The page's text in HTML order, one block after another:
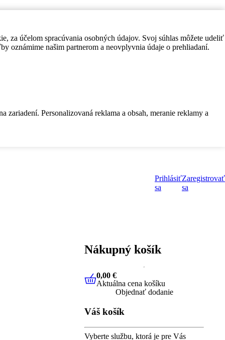
za účelom spracúvania osobných údajov. Svoj súhlas môžete udeliť
oznámime našim partnerom a neovplyvnia údaje o prehliadaní.
Personalizovaná reklama a obsah, meranie reklamy a
Prihlásiť
sa
Zaregistrovať
sa
Nákupný košík
0,00 €Aktuálna cena košíku
0,00 €
Aktuálna cena košíku
Objednať dodanie
Váš košík
Vyberte službu, ktorá je pre Vás